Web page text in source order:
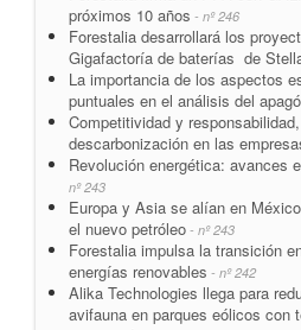
próximos 10 años - nº 246
Forestalia desarrollará los
Gigafactoría de baterías de
La importancia de los aspectos
puntuales en el análisis del
Competitividad y
descarbonización en las
Revolución energética: avances
nº 243
Europa y Asia se alían en
el nuevo petróleo - nº 243
Forestalia impulsa la transición
energías renovables - nº 242
Alika Technologies llega para
avifauna en parques eólicos con